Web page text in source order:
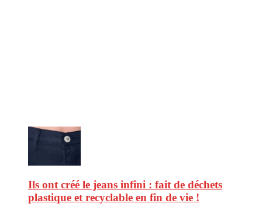
Ils ont créé le jeans infini : fait de déchets
plastique et recyclable en fin de vie !